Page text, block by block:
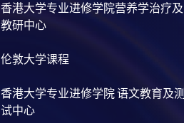
香港大学专业进修学院营养学治疗及
教研中心
伦敦大学课程
香港大学专业进修学院 语文教育及测
试中心